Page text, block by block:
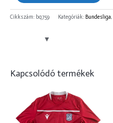
Cikkszám: bq759 Kategóriák: Bundesliga,
Kapcsolódó termékek